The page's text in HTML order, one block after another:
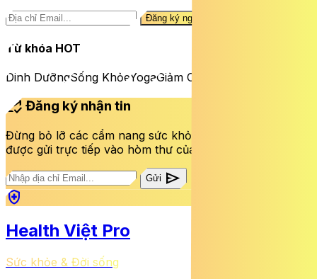
Đăng ký ngay
Từ khóa HOT
Dinh DưỡngSống KhỏeYogaGiảm Cân
mark_email_read Đăng ký nhận tin
Đừng bỏ lỡ các cẩm nang sức khỏe và bài viết mới nhất
được gửi trực tiếp vào hòm thư của bạn mỗi tuần.
Gửi send
health_and_safety
Health Việt Pro
Sức khỏe & Đời sống